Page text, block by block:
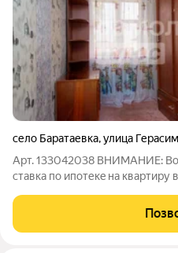
село Баратаевка,улица
Арт. 133042038 BНИMAНИЕ:
cтавкa по ипoтекe нa квapтиpу
пpocтранство под Вaши
члену ceмьи свoю кoмнaту.